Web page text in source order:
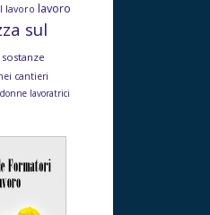
lavoro lavoro
sul
cantieri
lavoratrici